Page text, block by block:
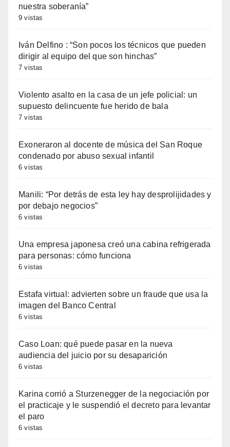
nuestra soberanía”
9 vistas
Iván Delfino : “Son pocos los técnicos que pueden
dirigir al equipo del que son hinchas”
7 vistas
Violento asalto en la casa de un jefe policial: un
supuesto delincuente fue herido de bala
7 vistas
Exoneraron al docente de música del San Roque
condenado por abuso sexual infantil
6 vistas
Manili: “Por detrás de esta ley hay desprolijidades y
por debajo negocios”
6 vistas
Una empresa japonesa creó una cabina refrigerada
para personas: cómo funciona
6 vistas
Estafa virtual: advierten sobre un fraude que usa la
imagen del Banco Central
6 vistas
Caso Loan: qué puede pasar en la nueva
audiencia del juicio por su desaparición
6 vistas
Karina corrió a Sturzenegger de la negociación por
el practicaje y le suspendió el decreto para levantar
el paro
6 vistas